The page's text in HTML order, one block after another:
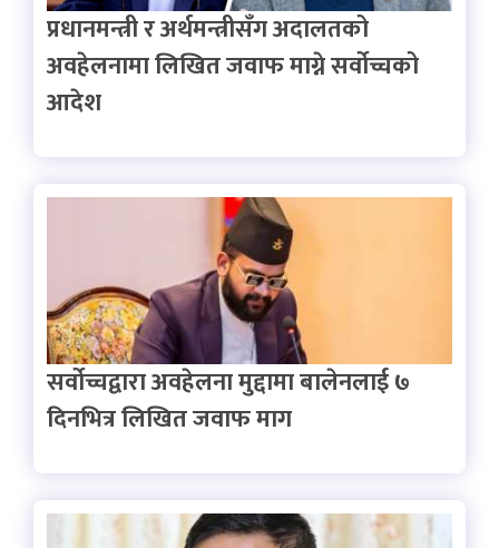
प्रधानमन्त्री र अर्थमन्त्रीसँग अदालतको
अवहेलनामा लिखित जवाफ माग्ने सर्वोच्चको
आदेश
सर्वोच्चद्वारा अवहेलना मुद्दामा बालेनलाई ७
दिनभित्र लिखित जवाफ माग